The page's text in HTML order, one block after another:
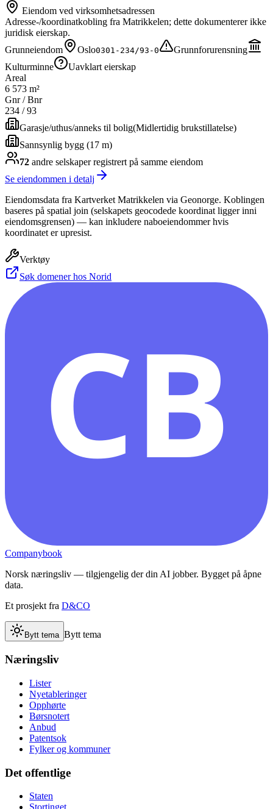
Eiendom ved virksomhetsadressen
Adresse-/koordinatkobling fra Matrikkelen; dette dokumenterer ikke
juridisk eierskap.
Grunneiendom
Oslo0301-234/93-0
Grunnforurensning
Kulturminne
Uavklart eierskap
Areal
6 573 m²
Gnr / Bnr
234 /93
Garasje/uthus/anneks til bolig(Midlertidig brukstillatelse)
Sannsynlig bygg (17 m)
72 andre selskaperregistrert på samme eiendom
Se eiendommen i detalj
Eiendomsdata fra Kartverket Matrikkelen via Geonorge. Koblingen
baseres på spatial join (selskapets geocodede koordinat ligger inni
eiendomsgrensen) — kan inkludere naboeiendommer hvis
koordinatet er upresist.
Verktøy
Søk domener hos Norid
CB
Companybook
Norsk næringsliv — tilgjengelig der din AI jobber. Bygget på åpne
data.
Et prosjekt fra D&CO
Bytt tema Bytt tema
Næringsliv
Lister
Nyetableringer
Opphørte
Børsnotert
Anbud
Patentsok
Fylker og kommuner
Det offentlige
Staten